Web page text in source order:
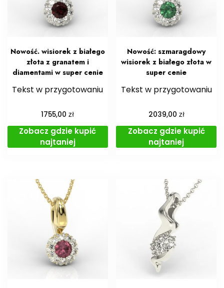
Nowość. wisiorek z białego
złota z granatem i
diamentami w super cenie
Tekst w przygotowaniu
1755,00zł
Zobacz gdzie kupić
najtaniej
Nowość: szmaragdowy
wisiorek z białego złota w
super cenie
Tekst w przygotowaniu
2039,00 zł
Zobacz gdzie kupić
najtaniej